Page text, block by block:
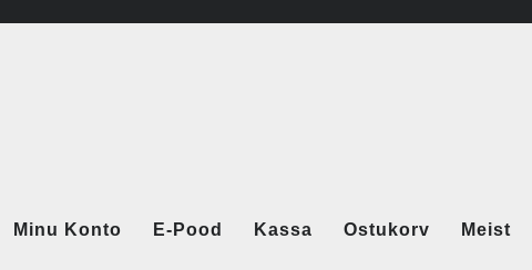
to
Minu Konto E-Pood Kassa Ostukorv Meist